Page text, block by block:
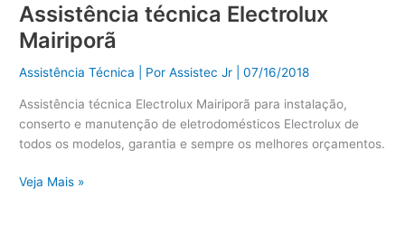
Assistência técnica Electrolux
Mairiporã
Assistência Técnica | PorAssistec Jr |07/16/2018
Assistência técnica Electrolux Mairiporã para instalação,
conserto e manutenção de eletrodomésticos Electrolux de
todos os modelos, garantia e sempre os melhores orçamentos.
Assistência
técnica
Electrolux
Mairiporã
Veja Mais »